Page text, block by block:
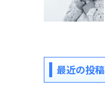
最近の投稿